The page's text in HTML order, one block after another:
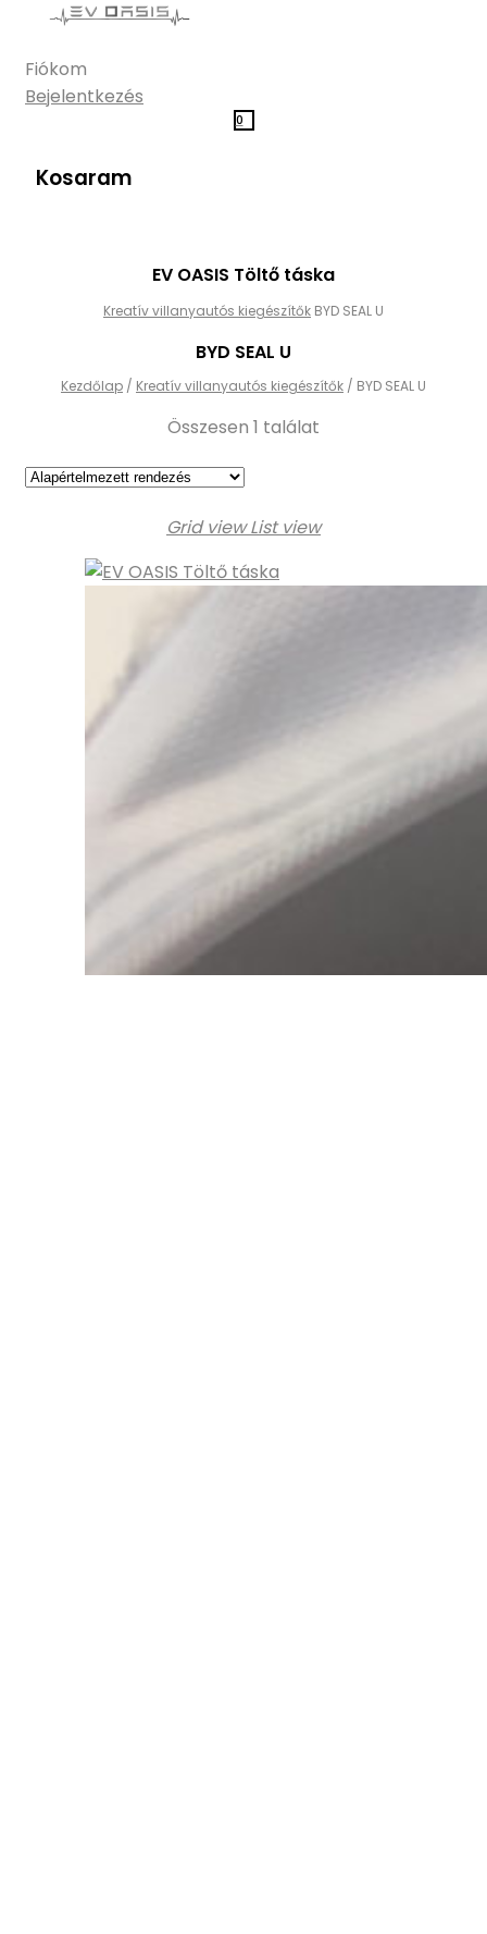
Fiókom
Bejelentkezés
0
Kosaram
EV OASIS Töltő táska
Kreatív villanyautós kiegészítők BYD SEAL U
BYD SEAL U
Kezdőlap / Kreatív villanyautós kiegészítők / BYD SEAL U
Összesen 1 találat
Grid view List view